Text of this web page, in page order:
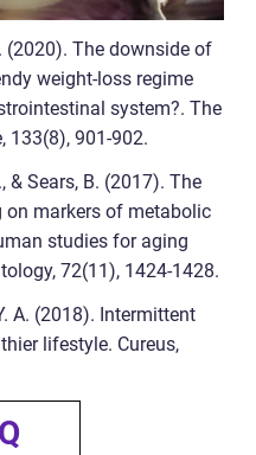
(2020). The downside of
weight-loss regime
system?. The
133(8), 901-902.
& Sears, B. (2017). The
markers of metabolic
studies for aging
72(11), 1424-1428.
A. (2018). Intermittent
lifestyle. Cureus,